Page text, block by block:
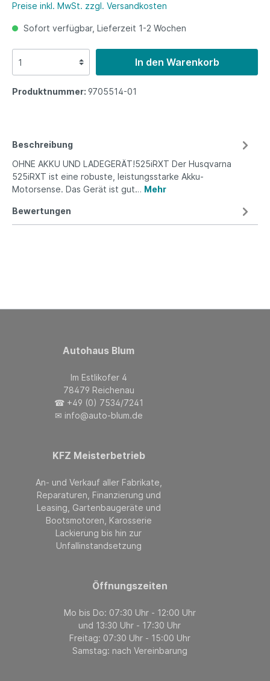
Preise inkl. MwSt. zzgl. Versandkosten
Sofort verfügbar, Lieferzeit 1-2 Wochen
In den Warenkorb
Produktnummer: 9705514-01
Beschreibung
OHNE AKKU UND LADEGERÄT!525iRXT Der Husqvarna
525iRXT ist eine robuste, leistungsstarke Akku-
Motorsense. Das Gerät ist gut… Mehr
Bewertungen
Autohaus Blum
Im Estlikofer 4
78479 Reichenau
☎ +49 (0) 7534/7241
✉ info@auto-blum.de
KFZ Meisterbetrieb
An- und Verkauf aller Fabrikate,
Reparaturen, Finanzierung und
Leasing, Gartenbaugeräte und
Bootsmotoren, Karosserie
Lackierung bis hin zur
Unfallinstandsetzung
Öffnungszeiten
Mo bis Do: 07:30 Uhr - 12:00 Uhr
und 13:30 Uhr - 17:30 Uhr
Freitag: 07:30 Uhr - 15:00 Uhr
Samstag: nach Vereinbarung